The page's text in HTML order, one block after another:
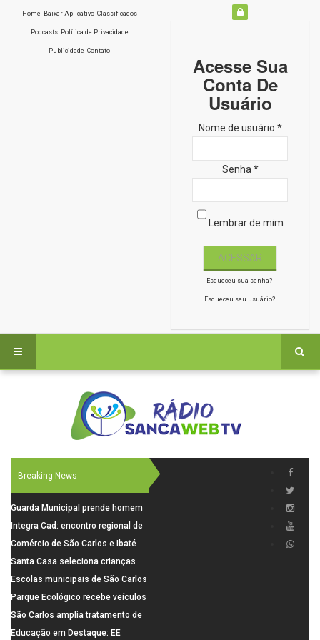
Home Baixar Aplicativo Classificados
Podcasts Política de Privacidade
Publicidade Contato
Acesse Sua
Conta De
Usuário
Nome de usuário *
Senha *
Lembrar de mim
Esqueceu sua senha?
Esqueceu seu usuário?
Breaking News
Guarda Municipal prende homem
por tentativa de furto em CEMEI
após cerco em São Carlos
Integra Cad: encontro regional de
segurança púbica será realizado
dia 10 de agosto em São Carlos
Comércio de São Carlos e Ibaté
terá horário especial para o dia
dos Pais
Santa Casa seleciona crianças
para pesquisa sobre dor de
crescimento
Escolas municipais de São Carlos
superam média Nacional do IDEB
Parque Ecológico recebe veículos
elétricos e moderniza rotina de
manejo dos animais
São Carlos amplia tratamento de
resíduos de saúde com autoclave
Educação em Destaque: EE